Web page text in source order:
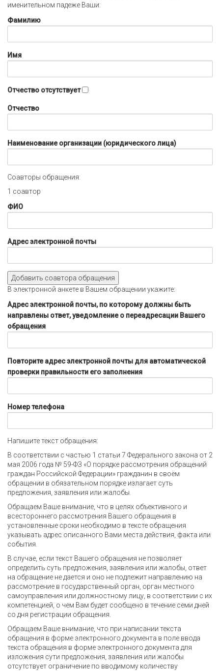
именительном падеже Ваши:
Фамилию
Имя
Отчество отсутствует
Отчество
Наименование организации (юридического лица)
Соавторы обращения:
1 соавтор
ФИО
Адрес электронной почты
Добавить соавтора обращения
В электронной анкете в Вашем обращении укажите:
Адрес электронной почты, по которому должны быть
направлены ответ, уведомление о переадресации Вашего
обращения
Повторите адрес электронной почты для автоматической
проверки правильности его заполнения
Номер телефона
Напишите текст обращения:
В соответствии с частью 1 статьи 7 Федерального закона от 2
мая 2006 года № 59-ФЗ «О порядке рассмотрения обращений
граждан Российской Федерации» гражданин в своём
обращении в обязательном порядке излагает суть
предложения, заявления или жалобы.
Обращаем Ваше внимание, что в целях объективного и
всестороннего рассмотрения Вашего обращения в
установленные сроки необходимо в тексте обращения
указывать адрес описанного Вами места действия, факта или
события.
В случае, если текст Вашего обращения не позволяет
определить суть предложения, заявления или жалобы, ответ
на обращение не дается и оно не подлежит направлению на
рассмотрение в государственный орган, орган местного
самоуправления или должностному лицу, в соответствии с их
компетенцией, о чем Вам будет сообщено в течение семи дней
со дня регистрации обращения.
Обращаем Ваше внимание, что при написании текста
обращения в форме электронного документа в поле ввода
текста обращения в форме электронного документа для
изложения сути предложения, заявления или жалобы
отсутствует ограничение по вводимому количеству